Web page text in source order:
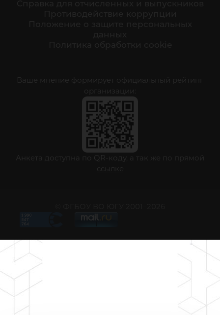
Ваше мнение формирует официальный рейтинг
организации:
Анкета доступна по QR-коду, а так же по прямой
ссылке